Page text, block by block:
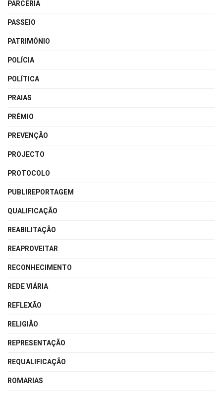
PARCERIA
PASSEIO
PATRIMÓNIO
POLÍCIA
POLÍTICA
PRAIAS
PRÉMIO
PREVENÇÃO
PROJECTO
PROTOCOLO
PUBLIREPORTAGEM
QUALIFICAÇÃO
REABILITAÇÃO
REAPROVEITAR
RECONHECIMENTO
REDE VIÁRIA
REFLEXÃO
RELIGIÃO
REPRESENTAÇÃO
REQUALIFICAÇÃO
ROMARIAS